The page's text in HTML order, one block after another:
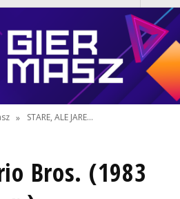
» STARE, ALE JARE...
Bros. (1983